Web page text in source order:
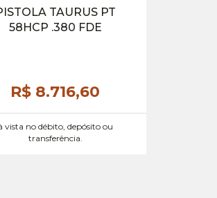
TAURUS PT
58HCP .380 FDE
R$ 8.716,60
vista no débito, depósito ou
transferência.